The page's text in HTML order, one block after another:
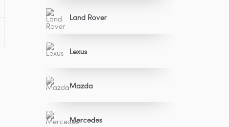
Land Rover
Lexus
Mazda
Mercedes